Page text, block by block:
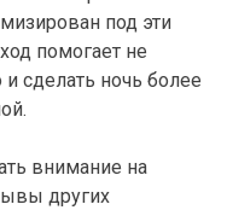
под эти
помогает не
сделать ночь более
внимание на
других